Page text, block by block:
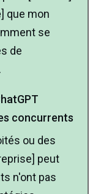
] que mon
se
de
concurrents
ou des
peut
n'ont pas